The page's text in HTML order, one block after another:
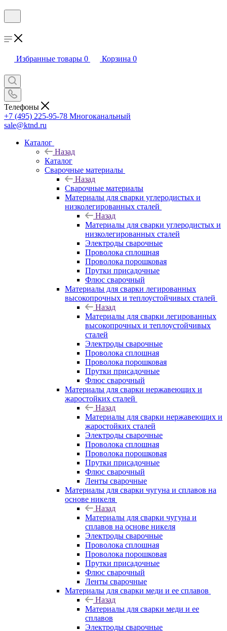
Избранные товары 0 Корзина 0
Телефоны
+7 (495) 225-95-78 Многоканальный
sale@ktnd.ru
Каталог
Назад
Каталог
Сварочные материалы
Назад
Сварочные материалы
Материалы для сварки углеродистых и
низколегированных сталей
Назад
Материалы для сварки углеродистых и
низколегированных сталей
Электроды сварочные
Проволока сплошная
Проволока порошковая
Прутки присадочные
Флюс сварочный
Материалы для сварки легированных
высокопрочных и теплоустойчивых сталей
Назад
Материалы для сварки легированных
высокопрочных и теплоустойчивых
сталей
Электроды сварочные
Проволока сплошная
Проволока порошковая
Прутки присадочные
Флюс сварочный
Материалы для сварки нержавеющих и
жаростойких сталей
Назад
Материалы для сварки нержавеющих и
жаростойких сталей
Электроды сварочные
Проволока сплошная
Проволока порошковая
Прутки присадочные
Флюс сварочный
Ленты сварочные
Материалы для сварки чугуна и сплавов на
основе никеля
Назад
Материалы для сварки чугуна и
сплавов на основе никеля
Электроды сварочные
Проволока сплошная
Проволока порошковая
Прутки присадочные
Флюс сварочный
Ленты сварочные
Материалы для сварки меди и ее сплавов
Назад
Материалы для сварки меди и ее
сплавов
Электроды сварочные